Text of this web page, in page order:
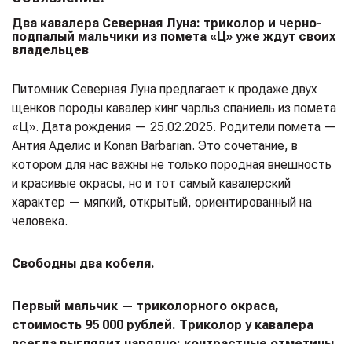
Два кавалера Северная Луна: триколор и черно-
подпалый мальчики из помета «Ц» уже ждут своих
владельцев
Питомник Северная Луна предлагает к продаже двух
щенков породы кавалер кинг чарльз спаниель из помета
«Ц». Дата рождения — 25.02.2025. Родители помета —
Антия Аделис и Konan Barbarian. Это сочетание, в
котором для нас важны не только породная внешность
и красивые окрасы, но и тот самый кавалерский
характер — мягкий, открытый, ориентированный на
человека.
Свободны два кобеля.
Первый мальчик — триколорного окраса,
стоимость 95 000 рублей. Триколор у кавалера